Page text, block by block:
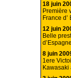
18 juin
Première
France
12 juin
Belle
d’Espagne
8 juin
1ere
Kawasaki